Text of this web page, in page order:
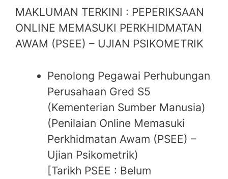
MAKLUMAN TERKINI : PEPERIKSAAN
ONLINE MEMASUKI PERKHIDMATAN
AWAM (PSEE) – UJIAN PSIKOMETRIK
Penolong Pegawai Perhubungan
Perusahaan Gred S5
(Kementerian Sumber Manusia)
(Penilaian Online Memasuki
Perkhidmatan Awam (PSEE) –
Ujian Psikometrik)
[Tarikh PSEE : Belum